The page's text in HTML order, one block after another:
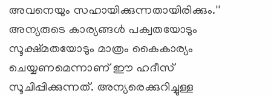
അവനെയും സഹായിക്കുന്നതായിരിക്കും.''
അന്യരുടെ കാര്യങ്ങള്‍ പക്വതയോടും
സൂക്ഷ്മതയോടും മാത്രം കൈകാര്യം
ചെയ്യണമെന്നാണ് ഈ ഹദീസ്
സൂചിപ്പിക്കുന്നത്. അന്യരെക്കുറിച്ചുള്ള